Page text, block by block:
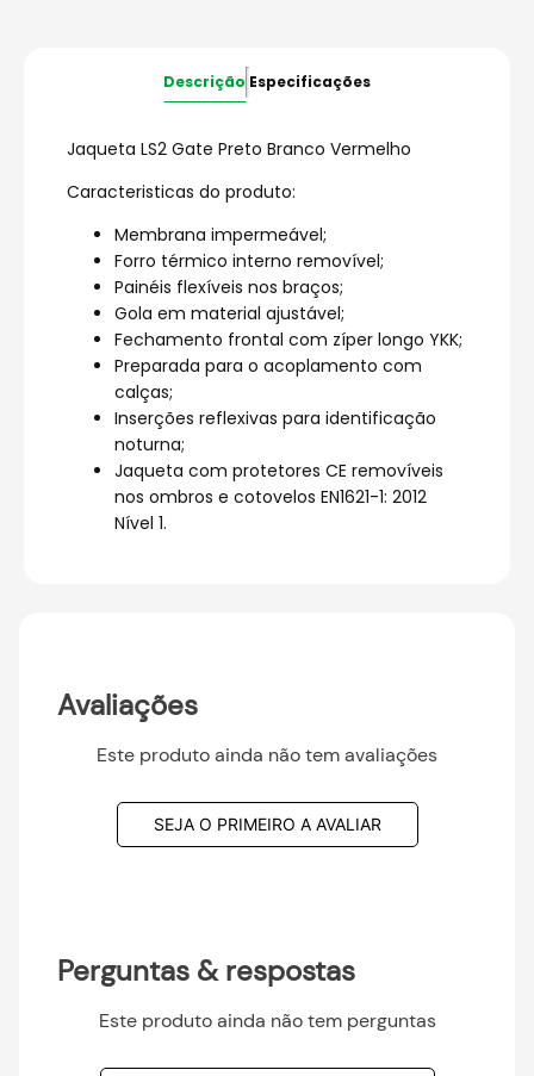
Descrição Especificações
Jaqueta LS2 Gate Preto Branco Vermelho
Caracteristicas do produto:
Membrana impermeável;
Forro térmico interno removível;
Painéis flexíveis nos braços;
Gola em material ajustável;
Fechamento frontal com zíper longo YKK;
Preparada para o acoplamento com
calças;
Inserções reflexivas para identificação
noturna;
Jaqueta com protetores CE removíveis
nos ombros e cotovelos EN1621-1: 2012
Nível 1.
Avaliações
Este produto ainda não tem avaliações
SEJA O PRIMEIRO A AVALIAR
Perguntas & respostas
Este produto ainda não tem perguntas